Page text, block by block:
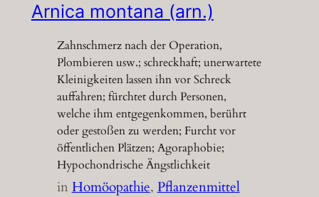
Arnica montana (arn.)
Zahnschmerz nach der Operation,
Plombieren usw.; schreckhaft; unerwartete
Kleinigkeiten lassen ihn vor Schreck
auffahren; fürchtet durch Personen,
welche ihm entgegenkommen, berührt
oder gestoßen zu werden; Furcht vor
öffentlichen Plätzen; Agoraphobie;
Hypochondrische Ängstlichkeit
inHomöopathie, Pflanzenmittel